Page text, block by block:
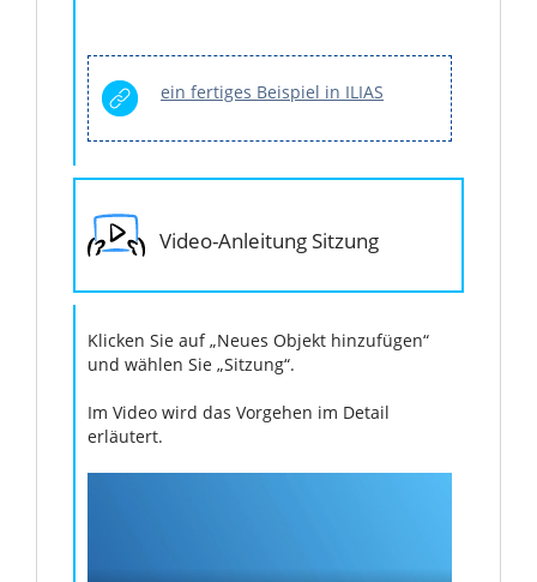
ein fertiges Beispiel in ILIAS
Video-Anleitung Sitzung
Klicken Sie auf „Neues Objekt hinzufügen“
und wählen Sie „Sitzung“.
Im Video wird das Vorgehen im Detail
erläutert.